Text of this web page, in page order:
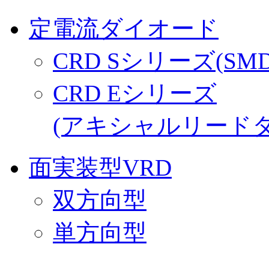
定電流ダイオード
CRD Sシリーズ
CRD Eシリーズ
(アキシャルリード
面実装型VRD
双方向型
単方向型